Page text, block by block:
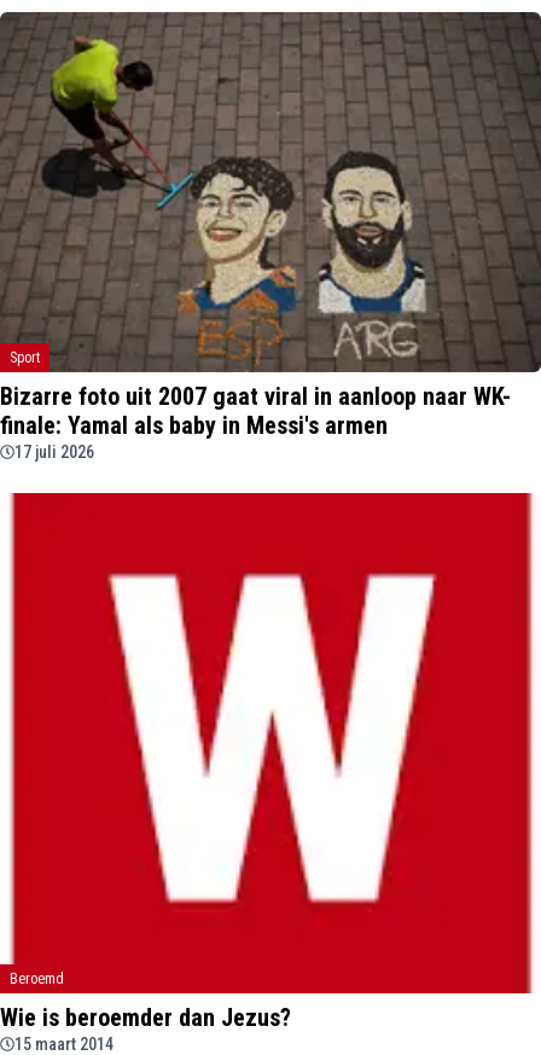
Sport
Bizarre foto uit 2007 gaat viral in aanloop naar WK-
finale: Yamal als baby in Messi's armen
17 juli 2026
Beroemd
Wie is beroemder dan Jezus?
15 maart 2014